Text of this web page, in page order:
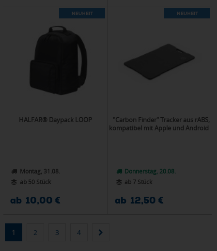
HALFAR® Daypack LOOP
Montag, 31.08.
ab 50 Stück
ab 10,00 €
"Carbon Finder" Tracker aus rABS,
kompatibel mit Apple und Android
Donnerstag, 20.08.
ab 7 Stück
ab 12,50 €
1 2 3 4